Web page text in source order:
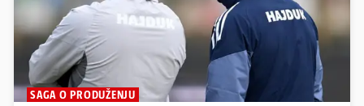
SAGA O PRODUŽENJU